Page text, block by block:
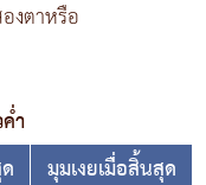
งตาหรือ
ำ
มุมเงยเมื่อสิ้นสุด